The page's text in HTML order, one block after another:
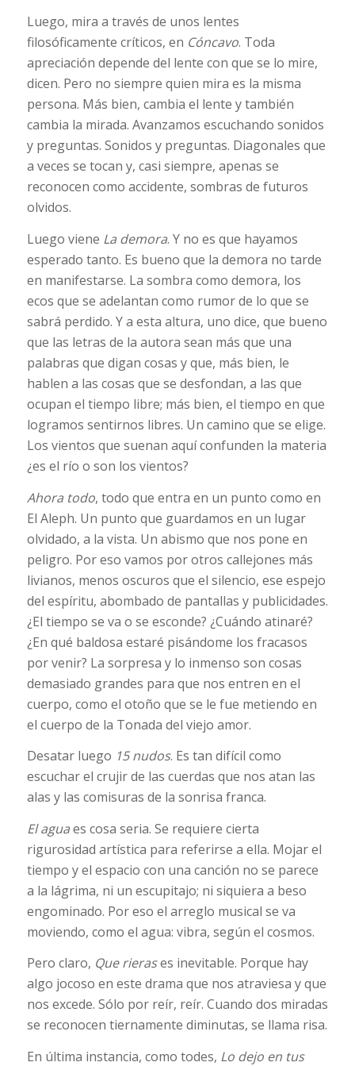
Luego, mira a través de unos lentes
filosóficamente críticos, en Cóncavo. Toda
apreciación depende del lente con que se lo mire,
dicen. Pero no siempre quien mira es la misma
persona. Más bien, cambia el lente y también
cambia la mirada. Avanzamos escuchando sonidos
y preguntas. Sonidos y preguntas. Diagonales que
a veces se tocan y, casi siempre, apenas se
reconocen como accidente, sombras de futuros
olvidos.
Luego viene La demora. Y no es que hayamos
esperado tanto. Es bueno que la demora no tarde
en manifestarse. La sombra como demora, los
ecos que se adelantan como rumor de lo que se
sabrá perdido. Y a esta altura, uno dice, que bueno
que las letras de la autora sean más que una
palabras que digan cosas y que, más bien, le
hablen a las cosas que se desfondan, a las que
ocupan el tiempo libre; más bien, el tiempo en que
logramos sentirnos libres. Un camino que se elige.
Los vientos que suenan aquí confunden la materia
¿es el río o son los vientos?
Ahora todo, todo que entra en un punto como en
El Aleph. Un punto que guardamos en un lugar
olvidado, a la vista. Un abismo que nos pone en
peligro. Por eso vamos por otros callejones más
livianos, menos oscuros que el silencio, ese espejo
del espíritu, abombado de pantallas y publicidades.
¿El tiempo se va o se esconde? ¿Cuándo atinaré?
¿En qué baldosa estaré pisándome los fracasos
por venir? La sorpresa y lo inmenso son cosas
demasiado grandes para que nos entren en el
cuerpo, como el otoño que se le fue metiendo en
el cuerpo de la Tonada del viejo amor.
Desatar luego 15 nudos. Es tan difícil como
escuchar el crujir de las cuerdas que nos atan las
alas y las comisuras de la sonrisa franca.
El aguaes cosa seria. Se requiere cierta
rigurosidad artística para referirse a ella. Mojar el
tiempo y el espacio con una canción no se parece
a la lágrima, ni un escupitajo; ni siquiera a beso
engominado. Por eso el arreglo musical se va
moviendo, como el agua: vibra, según el cosmos.
Pero claro, Que rierases inevitable. Porque hay
algo jocoso en este drama que nos atraviesa y que
nos excede. Sólo por reír, reír. Cuando dos miradas
se reconocen tiernamente diminutas, se llama risa.
En última instancia, como todes, Lo dejo en tus